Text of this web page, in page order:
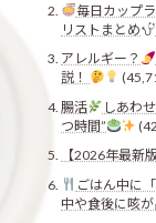
毎日カップ
リストまとめ
アレルギー？
説！
腸活
しあわ
つ時間”
【2026年最新
ごはん中に
中や食後に咳